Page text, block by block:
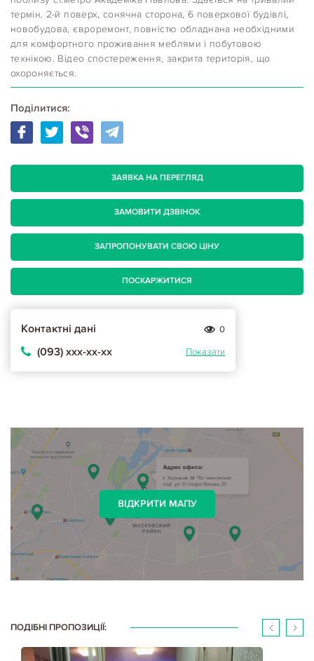
термін. 2-й поверх, сонячна сторона, 6 поверхової будівлі,
новобудова, євроремонт, повністю обладнана необхідними
для комфортного проживання меблями і побутовою
технікою. Відео спостереження, закрита територія, що
охороняється.
Поділитися:
ЗАЯВКА НА ПЕРЕГЛЯД
ЗАМОВИТИ ДЗВІНОК
ЗАПРОПОНУВАТИ СВОЮ ЦІНУ
ПОСКАРЖИТИСЯ
Контактні дані 0
(093) ххх-хх-хх Показати
ВІДКРИТИ МАПУ
ПОДІБНІ ПРОПОЗИЦІЇ: